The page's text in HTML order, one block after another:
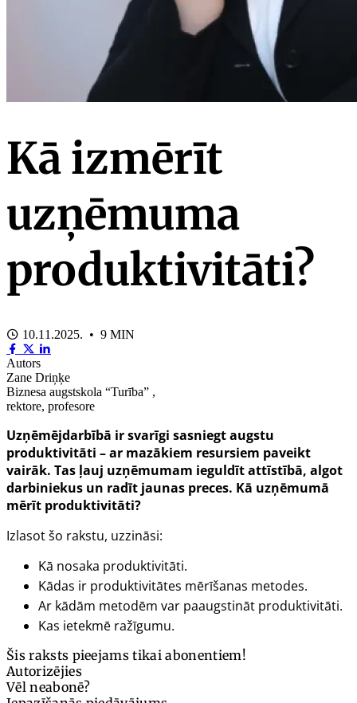
Kā izmērīt
uzņēmuma
produktivitāti?
10.11.2025. • 9 MIN
Autors
Zane Driņķe
Biznesa augstskola “Turība” ,
rektore, profesore
Uzņēmējdarbībā ir svarīgi sasniegt augstu
produktivitāti – ar mazākiem resursiem paveikt
vairāk. Tas ļauj uzņēmumam ieguldīt attīstībā, algot
darbiniekus un radīt jaunas preces. Kā uzņēmumā
mērīt produktivitāti?
Izlasot šo rakstu, uzzināsi:
Kā nosaka produktivitāti.
Kādas ir produktivitātes mērīšanas metodes.
Ar kādām metodēm var paaugstināt produktivitāti.
Kas ietekmē ražīgumu.
Šis raksts pieejams tikai abonentiem!
Autorizējies
Vēl neabonē?